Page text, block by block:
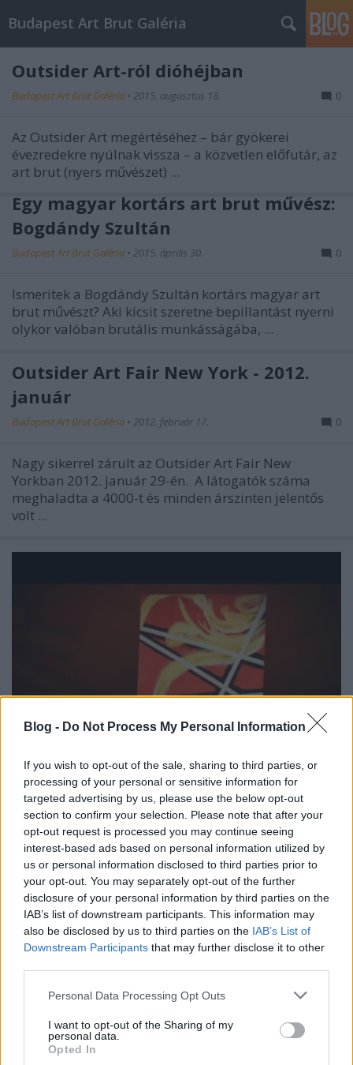
Blog - Do Not Process My Personal Information
If you wish to opt-out of the sale, sharing to third parties, or
processing of your personal or sensitive information for
targeted advertising by us, please use the below opt-out
section to confirm your selection. Please note that after your
opt-out request is processed you may continue seeing
interest-based ads based on personal information utilized by
us or personal information disclosed to third parties prior to
your opt-out. You may separately opt-out of the further
disclosure of your personal information by third parties on the
IAB’s list of downstream participants. This information may
also be disclosed by us to third parties on the IAB’s List of
Downstream Participants that may further disclose it to other
Please note that this website/app uses one or more Google
not limited to your visit or usage behaviour. You may click to
grant or deny consent to Google and its third-party tags to
use your data for below specified purposes in below Google
Personal Data Processing Opt Outs
I want to opt-out of the Sharing of my
personal data.
Opted In
Budapest Art Brut Galéria
Outsider Art-ról dióhéjban
Budapest Art Brut Galéria • 2015. augusztus 18. 0
Az Outsider Art megértéséhez – bár gyökerei
évezredekre nyúlnak vissza – a közvetlen előfutár, az
art brut (nyers művészet) ...
Egy magyar kortárs art brut művész:
Bogdándy Szultán
Budapest Art Brut Galéria • 2015. április 30. 0
Ismeritek a Bogdándy Szultán kortárs magyar art
brut művészt? Aki kicsit szeretne bepillantást nyerni
olykor valóban brutális munkásságába, ...
Outsider Art Fair New York - 2012.
január
Budapest Art Brut Galéria • 2012. február 17. 0
Nagy sikerrel zárult az Outsider Art Fair New
Yorkban 2012. január 29-én. A látogatók száma
meghaladta a 4000-t és minden árszinten jelentős
volt ...
MÁS világ - Sajó Boglárka kiállítása a
BAB Galériában
Budapest Art Brut Galéria•2012. február 16.
Sajó Boglárka festményei olyanok, mint a mesék.
Színes, csillogó világot hoz létre képein.
Színhasználata élénk, erőteljes, lendületes vonalai ...
Art brut alkotók - Adolf Wölfli
Budapest Art Brut Galéria• 2012. február 15.
Adolf Wölfli(1864-1930) a legjelentősebbnek tartott art brut
művész, akinek életéről 1921-ben Walter Morgenthaler írt könyvet